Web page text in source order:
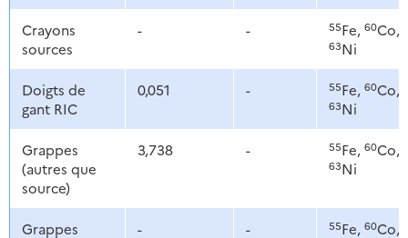
Crayons
sources
- - 55Fe, 60Co,
63Ni
Doigts de
gant RIC
0,051 - 55Fe, 60Co,
63Ni
Grappes
(autres que
source)
3,738 - 55Fe, 60Co,
63Ni
Grappes
- - 55Fe, 60Co,